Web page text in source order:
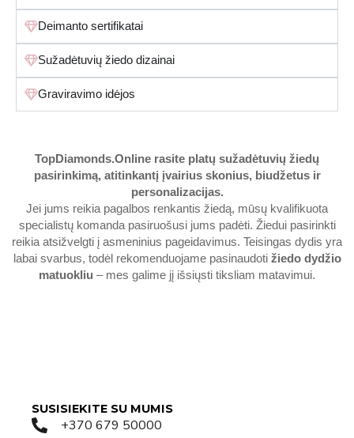
Deimanto sertifikatai
Sužadėtuvių žiedo dizainai
Graviravimo idėjos
TopDiamonds.Online rasite platų sužadėtuvių žiedų
pasirinkimą, atitinkantį įvairius skonius, biudžetus ir
personalizacijas.
Jei jums reikia pagalbos renkantis žiedą, mūsų kvalifikuota
specialistų komanda pasiruošusi jums padėti. Žiedui pasirinkti
reikia atsižvelgti į asmeninius pageidavimus. Teisingas dydis yra
labai svarbus, todėl rekomenduojame pasinaudoti žiedo dydžio
matuokliu – mes galime jį išsiųsti tiksliam matavimui.
SUSISIEKITE SU MUMIS
+370 679 50000